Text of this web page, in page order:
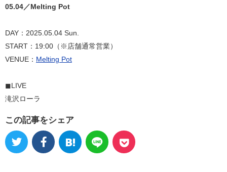
05.04／Melting Pot
DAY：2025.05.04 Sun.
START：19:00（※店舗通常営業）
VENUE： Melting Pot
◼︎LIVE
滝沢ローラ
この記事をシェア